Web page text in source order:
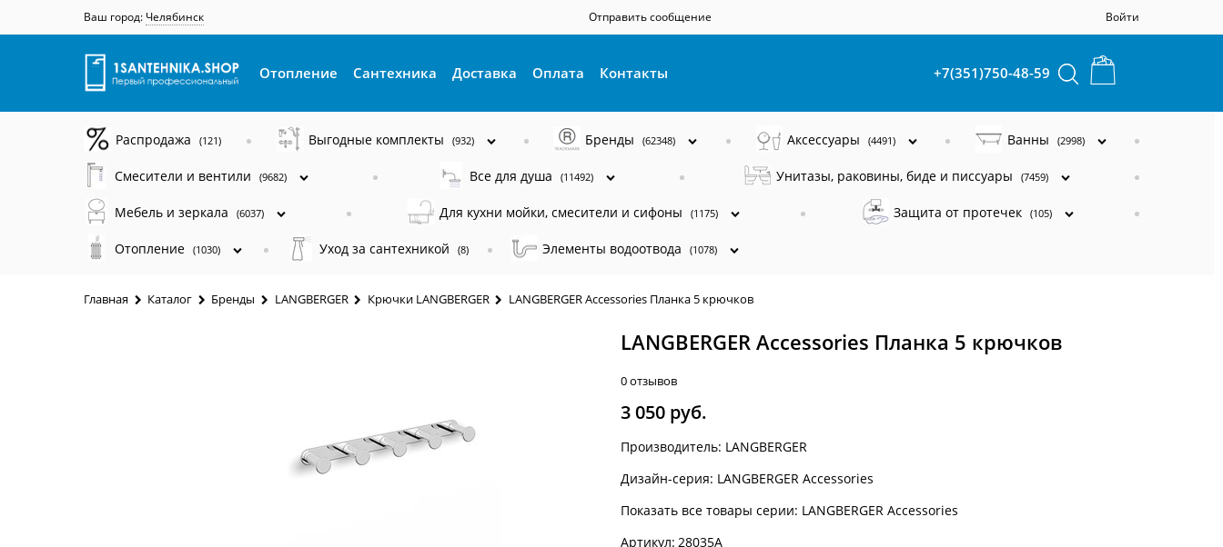
Ваш город: Челябинск Отправить сообщение Войти
Отопление Сантехника Доставка Оплата Контакты +7(351)750-48-59
Распродажа (121) Выгодные комплекты (932) Бренды (62348) Аксессуары (4491) Ванны (2998)
Смесители и вентили (9682) Все для душа (11492) Унитазы, раковины, биде и писсуары (7459)
Мебель и зеркала (6037) Для кухни мойки, смесители и сифоны (1175) Защита от протечек (105)
Отопление (1030) Уход за сантехникой (8) Элементы водоотвода (1078)
Главная Каталог Бренды LANGBERGER Крючки LANGBERGER LANGBERGER Accessories Планка 5 крючков
LANGBERGER Accessories Планка 5 крючков
0 отзывов
3 050 руб.
Производитель: LANGBERGER
Дизайн-серия: LANGBERGER Accessories
Показать все товары серии: LANGBERGER Accessories
Артикул: 28035A